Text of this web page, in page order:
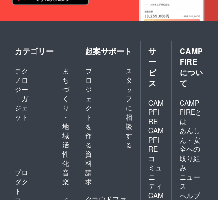
カテゴリー
テク
ノロ
ジー
・ガ
ジェ
ット
ま
ち
づ
く
り
・
地
域
活
性
化
プロ
ダク
ト
音
楽
起案サポート
プ
ロ
ジ
ェ
ク
ト
を
作
る
ス
タ
ッ
フ
に
相
談
す
る
資
料
請
求
サ
ー
ビ
ス
CAM
PFI
RE
CAM
PFI
RE
コ
ミュ
ニ
ティ
CAM
CAMP
FIRE
につい
て
CAMP
FIREと
は
あんし
ん・安
全への
取り組
み
ニュー
ス
ヘルプ